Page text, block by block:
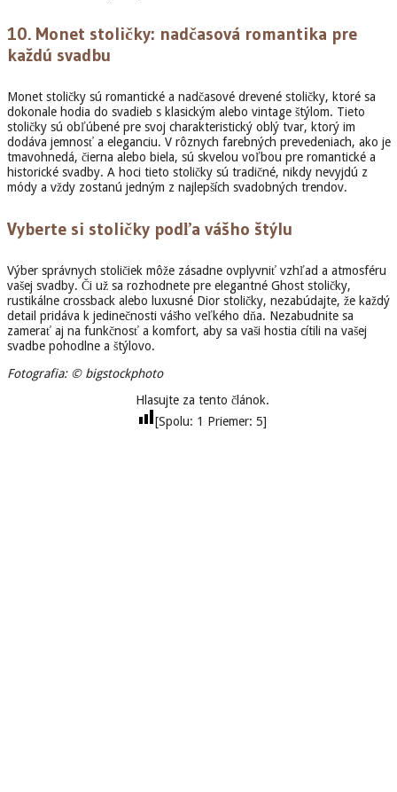
10. Monet stoličky: nadčasová romantika pre
každú svadbu
Monet stoličky sú romantické a nadčasové drevené stoličky, ktoré sa
dokonale hodia do svadieb s klasickým alebo vintage štýlom. Tieto
stoličky sú obľúbené pre svoj charakteristický oblý tvar, ktorý im
dodáva jemnosť a eleganciu. V rôznych farebných prevedeniach, ako je
tmavohnedá, čierna alebo biela, sú skvelou voľbou pre romantické a
historické svadby. A hoci tieto stoličky sú tradičné, nikdy nevyjdú z
módy a vždy zostanú jedným z najlepších svadobných trendov.
Vyberte si stoličky podľa vášho štýlu
Výber správnych stoličiek môže zásadne ovplyvniť vzhľad a atmosféru
vašej svadby. Či už sa rozhodnete pre elegantné Ghost stoličky,
rustikálne crossback alebo luxusné Dior stoličky, nezabúdajte, že každý
detail pridáva k jedinečnosti vášho veľkého dňa. Nezabudnite sa
zamerať aj na funkčnosť a komfort, aby sa vaši hostia cítili na vašej
svadbe pohodlne a štýlovo.
Fotografia: © bigstockphoto
Hlasujte za tento článok.
[Spolu: 1 Priemer: 5]